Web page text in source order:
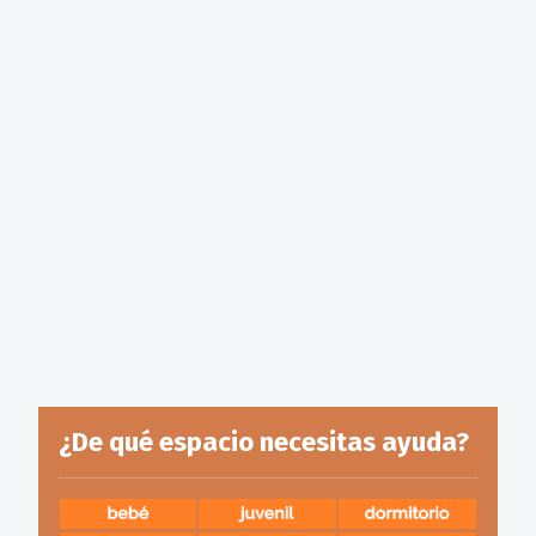
¿De qué espacio necesitas ayuda?